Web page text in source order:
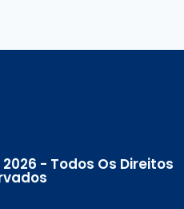
2026 - Todos Os Direitos